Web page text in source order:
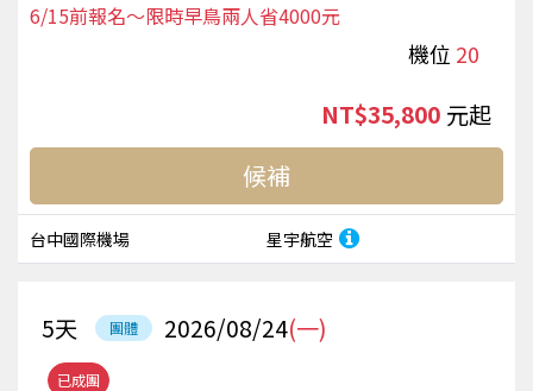
機位 20
6/15前報名～限時早鳥兩人省4000元
台中國際機場 星宇航空
NT$35,800 起
候補
已成團
團體 2026/08/24(一)
5天